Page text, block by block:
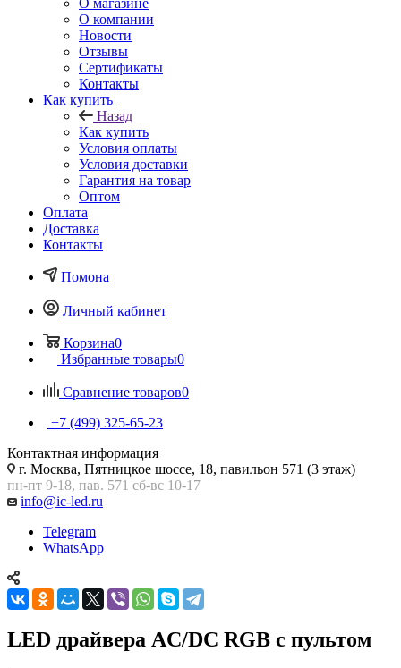
О магазине
О компании
Новости
Отзывы
Сертификаты
Контакты
Как купить
Назад
Как купить
Условия оплаты
Условия доставки
Гарантия на товар
Оптом
Оплата
Доставка
Контакты
Помона
Личный кабинет
Корзина0
Избранные товары0
Сравнение товаров0
+7 (499) 325-65-23
Контактная информация
г. Москва, Пятницкое шоссе, 18, павильон 571 (3 этаж)
пн-пт 9-18, пав. 571 сб-вс 10-17
info@ic-led.ru
Telegram
WhatsApp
LED драйвера AC/DC RGB с пультом